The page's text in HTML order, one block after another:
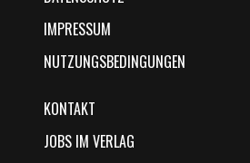
IMPRESSUM
NUTZUNGSBEDINGUNGEN
KONTAKT
JOBS IM VERLAG